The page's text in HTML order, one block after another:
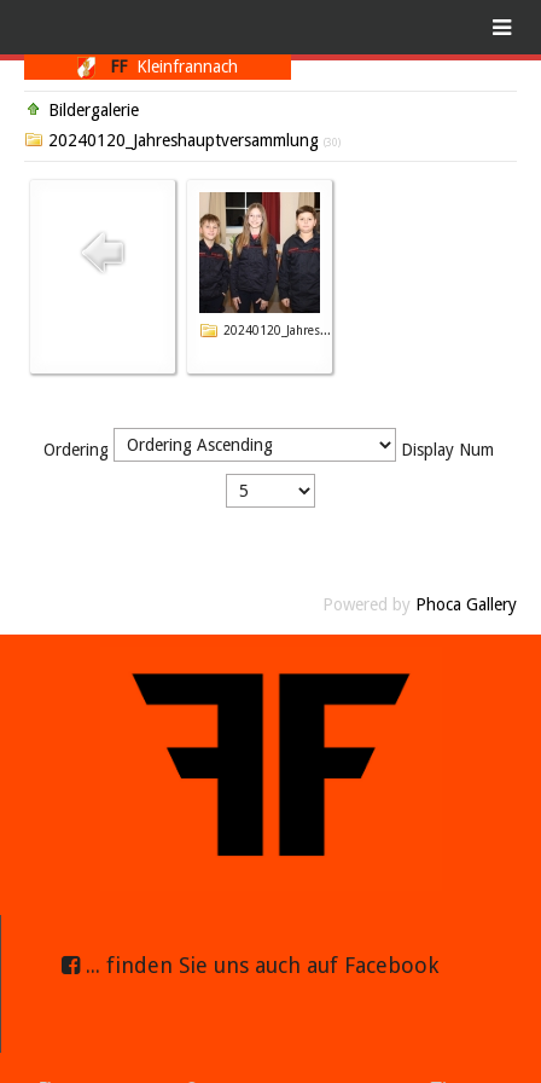
FF Kleinfrannach
Bildergalerie
20240120_Jahreshauptversammlung (30)
20240120_Jahres...
Ordering Display Num
Powered by Phoca Gallery
... finden Sie uns auch auf Facebook